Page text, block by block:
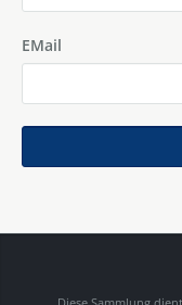
EMail
Diese Sammlung